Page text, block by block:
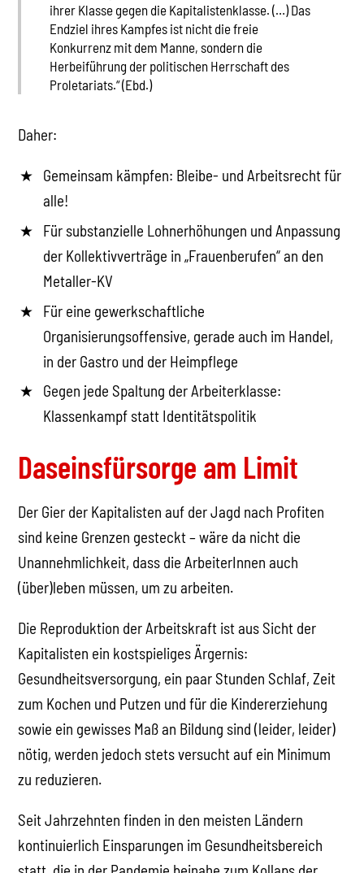
ihrer Klasse gegen die Kapitalistenklasse. (…) Das
Endziel ihres Kampfes ist nicht die freie
Konkurrenz mit dem Manne, sondern die
Herbeiführung der politischen Herrschaft des
Proletariats.“ (Ebd.)
Daher:
Gemeinsam kämpfen: Bleibe- und Arbeitsrecht für
alle!
Für substanzielle Lohnerhöhungen und Anpassung
der Kollektivverträge in „Frauenberufen“ an den
Metaller-KV
Für eine gewerkschaftliche
Organisierungsoffensive, gerade auch im Handel,
in der Gastro und der Heimpflege
Gegen jede Spaltung der Arbeiterklasse:
Klassenkampf statt Identitätspolitik
Daseinsfürsorge am Limit
Der Gier der Kapitalisten auf der Jagd nach Profiten
sind keine Grenzen gesteckt – wäre da nicht die
Unannehmlichkeit, dass die ArbeiterInnen auch
(über)leben müssen, um zu arbeiten.
Die Reproduktion der Arbeitskraft ist aus Sicht der
Kapitalisten ein kostspieliges Ärgernis:
Gesundheitsversorgung, ein paar Stunden Schlaf, Zeit
zum Kochen und Putzen und für die Kindererziehung
sowie ein gewisses Maß an Bildung sind (leider, leider)
nötig, werden jedoch stets versucht auf ein Minimum
zu reduzieren.
Seit Jahrzehnten finden in den meisten Ländern
kontinuierlich Einsparungen im Gesundheitsbereich